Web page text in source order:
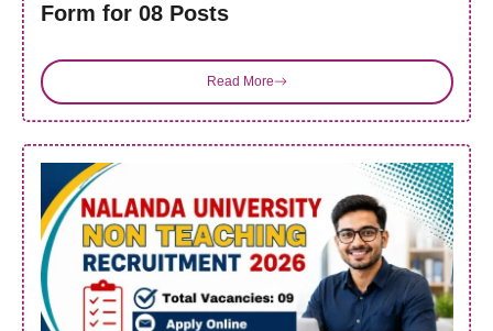
Form for 08 Posts
Read More